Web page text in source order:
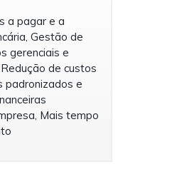
a pagar e a
Gestão de
gerenciais e
de custos
padronizados e
Mais tempo